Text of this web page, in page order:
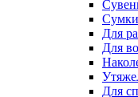
Для
Для
Для